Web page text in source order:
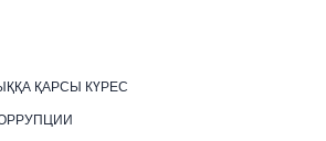
ҚАРСЫ КҮРЕС